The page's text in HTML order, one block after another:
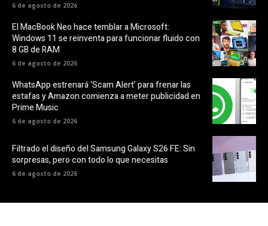
6 de agosto de 2026
El MacBook Neo hace temblar a Microsoft:
Windows 11 se reinventa para funcionar fluido con
8 GB de RAM
6 de agosto de 2026
WhatsApp estrenará ‘Scam Alert’ para frenar las
estafas y Amazon comienza a meter publicidad en
Prime Music
6 de agosto de 2026
Filtrado el diseño del Samsung Galaxy S26 FE: Sin
sorpresas, pero con todo lo que necesitas
6 de agosto de 2026